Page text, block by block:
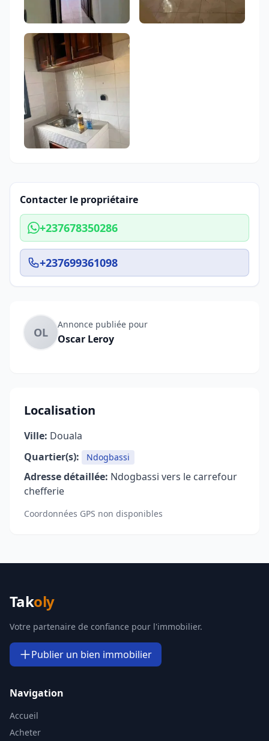
Contacter le propriétaire
+237678350286
+237699361098
OL
Annonce publiée pour
Oscar Leroy
Localisation
Ville: Douala
Quartier(s):
Ndogbassi
Adresse détaillée: Ndogbassi vers le carrefour
chefferie
Coordonnées GPS non disponibles
Takoly
Votre partenaire de confiance pour l'immobilier.
Publier un bien immobilier
Navigation
Accueil
Acheter